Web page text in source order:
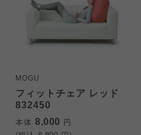
MOGU
フィットチェア レッド
832450
本体 8,000 円